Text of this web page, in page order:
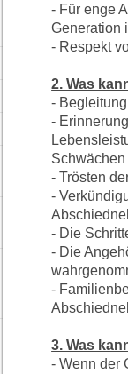
- Für enge
Generation
- Respekt
2. Was
-
-
- Trösten
-
- Die
- Die
-
3. Was
- Wenn der